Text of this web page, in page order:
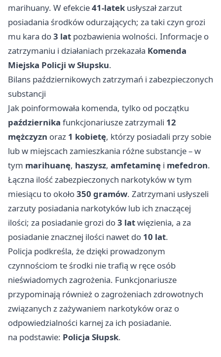
marihuany. W efekcie41-latek usłyszał zarzut
posiadania środków odurzających; za taki czyn grozi
mu kara do3 lat pozbawienia wolności. Informacje o
zatrzymaniu i działaniach przekazała Komenda
Miejska Policji w Słupsku.
Bilans październikowych zatrzymań i zabezpieczonych
substancji
Jak poinformowała komenda, tylko od początku
października funkcjonariusze zatrzymali 12
mężczyzn oraz 1 kobietę, którzy posiadali przy sobie
lub w miejscach zamieszkania różne substancje – w
tym marihuanę, haszysz, amfetaminę i mefedron.
Łączna ilość zabezpieczonych narkotyków w tym
miesiącu to około350 gramów. Zatrzymani usłyszeli
zarzuty posiadania narkotyków lub ich znaczącej
ilości; za posiadanie grozi do3 latwięzienia, a za
posiadanie znacznej ilości nawet do 10 lat.
Policja podkreśla, że dzięki prowadzonym
czynnościom te środki nie trafią w ręce osób
nieświadomych zagrożenia. Funkcjonariusze
przypominają również o zagrożeniach zdrowotnych
związanych z zażywaniem narkotyków oraz o
odpowiedzialności karnej za ich posiadanie.
na podstawie: Policja Słupsk.